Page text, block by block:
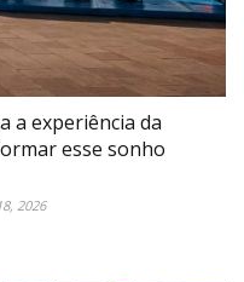
a experiência da
esse sonho
2026